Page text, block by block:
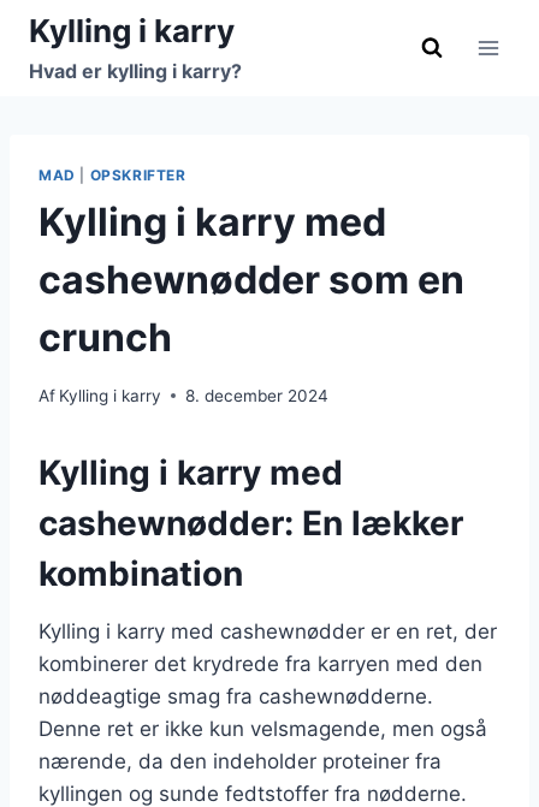
Fortsæt
indhold
Kylling i karry
Hvad er kylling i karry?
MAD OPSKRIFTER
Kylling i karry med
cashewnødder som en
crunch
Af Kylling i karry 8. december 2024
Kylling i karry med
cashewnødder: En lækker
kombination
Kylling i karry med cashewnødder er en ret, der
kombinerer det krydrede fra karryen med den
nøddeagtige smag fra cashewnødderne.
Denne ret er ikke kun velsmagende, men også
nærende, da den indeholder proteiner fra
kyllingen og sunde fedtstoffer fra nødderne.